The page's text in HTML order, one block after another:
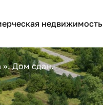
недвижимость
». Дом сдан.